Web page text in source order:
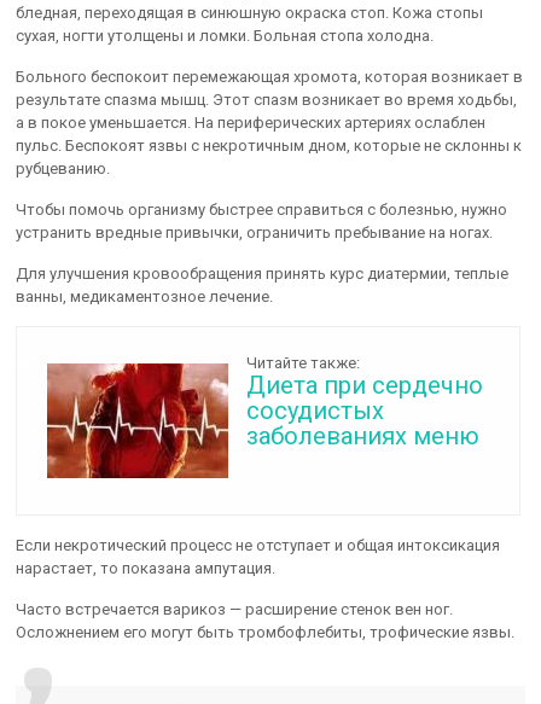
бледная, переходящая в синюшную окраска стоп. Кожа стопы
сухая, ногти утолщены и ломки. Больная стопа холодна.
Больного беспокоит перемежающая хромота, которая возникает в
результате спазма мышц. Этот спазм возникает во время ходьбы,
а в покое уменьшается. На периферических артериях ослаблен
пульс. Беспокоят язвы с некротичным дном, которые не склонны к
рубцеванию.
Чтобы помочь организму быстрее справиться с болезнью, нужно
устранить вредные привычки, ограничить пребывание на ногах.
Для улучшения кровообращения принять курс диатермии, теплые
ванны, медикаментозное лечение.
Читайте также:
Диета при сердечно
сосудистых
заболеваниях меню
Если некротический процесс не отступает и общая интоксикация
нарастает, то показана ампутация.
Часто встречается варикоз — расширение стенок вен ног.
Осложнением его могут быть тромбофлебиты, трофические язвы.